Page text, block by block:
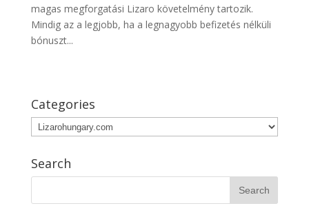
magas megforgatási Lizaro követelmény tartozik.
Mindig az a legjobb, ha a legnagyobb befizetés nélküli
bónuszt...
Categories
Categories
Search